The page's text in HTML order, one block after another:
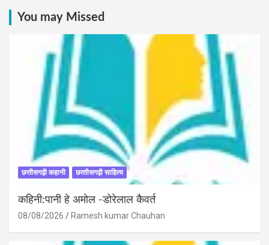
You may Missed
छत्तीसगढ़ी कहानी छत्‍तीसगढ़ी साहित्‍य
कहिनी:पानी हे अमोल -डोरेलाल कैवर्त
08/08/2026 Ramesh kumar Chauhan